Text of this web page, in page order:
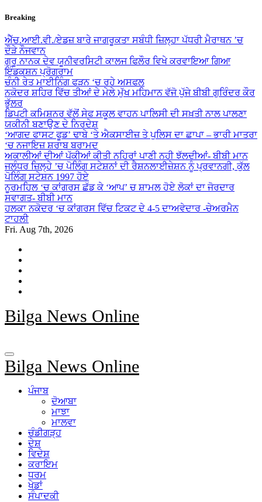
Skip
content
Breaking
ਐੱਚ.ਆਈ.ਵੀ./ਏਡਜ਼ ਬਾਰੇ ਜਾਗਰੂਕਤਾ ਸਬੰਧੀ ਜ਼ਿਲ੍ਹਾ ਪੱਧਰੀ ਮੈਰਾਥਨ ’ਚ
ਦੌੜੇ ਨੌਜਵਾਨ
ਗੁਰੂ ਨਾਨਕ ਦੇਵ ਯੂਨੀਵਰਸਿਟੀ ਕਾਲਜ ਫਿਲੌਰ ਵਿਖੇ ਕਰਵਾਇਆ ਗਿਆ
ਇੰਡਕਸ਼ਨ ਪ੍ਰੋਗਰਾਮ
ਚੰਨੀ ਰੇਤ ਮਾਈਨਿੰਗ ਫੜਨ ‘ਚ ਰਹੇ ਅਸਫਲ
ਨਕੋਦਰ ਸ਼ਹਿਰ ਵਿੱਚ ਤੀਆਂ ਦੇ ਮੇਲੇ ਮੁੱਖ ਮਹਿਮਾਨ ਵੱਜੋ ਪੁੱਜੇ ਬੀਬੀ ਗੁਰਿੰਦਰ ਕੌਰ
ਭੁੱਲਰ
ਡਿਪਟੀ ਕਮਿਸ਼ਨਰ ਵੱਲੋਂ ਸੇਫ ਸਕੂਲ ਵਾਹਨ ਪਾਲਿਸੀ ਦੀ ਸਖ਼ਤੀ ਨਾਲ ਪਾਲਣਾ
ਯਕੀਨੀ ਬਣਾਉਣ ਦੇ ਨਿਰਦੇਸ਼
‘ਆਗਦ ਫਾਸਟ ਫੂਡ’ ਢਾਬੇ ‘ਤੇ ਐਕਸਾਈਜ਼ ਤੇ ਪੁਲਿਸ ਦਾ ਛਾਪਾ – ਭਾਰੀ ਮਾਤਰਾ
‘ਚ ਨਜਾਇਜ਼ ਸ਼ਰਾਬ ਬਰਾਮਦ
ਅਕਾਲੀਆਂ ਦੀਆਂ ਪੱਕੀਆਂ ਕੀਤੀ ਨਹਿਰਾਂ ਪਾਣੀ ਨਹੀ ਝੱਲਦੀਆਂ- ਬੀਬੀ ਮਾਨ
ਜਲੰਧਰ ਜ਼ਿਲ੍ਹੇ ’ਚ ਪੋਲਿੰਗ ਸਟੇਸ਼ਨਾਂ ਦੀ ਰੈਸ਼ਨਲਾਈਜ਼ੇਸ਼ਨ ਨੂੰ ਪ੍ਰਵਾਨਗੀ, ਕੁੱਲ
ਪੋਲਿੰਗ ਸਟੇਸ਼ਨ 1997 ਹੋਏ
ਨੂਰਮਹਿਲ ‘ਚ ਕਾਂਗਰਸ ਛੱਡ ਕੇ ‘ਆਪ’ ਚ ਸ਼ਾਮਲ ਹੋਏ ਲੋਕਾਂ ਦਾ ਜੋਰਦਾਰ
ਸਵਾਗਤ- ਬੀਬੀ ਮਾਨ
ਹਲਕਾ ਨਕੋਦਰ ‘ਚ ਕਾਂਗਰਸ ਵਿੱਚ ਟਿਕਟ ਦੇ 4-5 ਦਾਅਵੇਦਾਰ -ਚੇਅਰਮੈਨ
ਟਾਹਲੀ
Fri. Aug 7th, 2026
Bilga News Online
Bilga News Online
ਪੰਜਾਬ
ਦੋਆਬਾ
ਮਾਝਾ
ਮਾਲਵਾ
ਚੰਡੀਗੜ੍ਹ
ਦੇਸ਼
ਵਿਦੇਸ਼
ਕਰਾਇਮ
ਧਰਮ
ਖੇਡਾਂ
ਸੰਪਾਦਕੀ